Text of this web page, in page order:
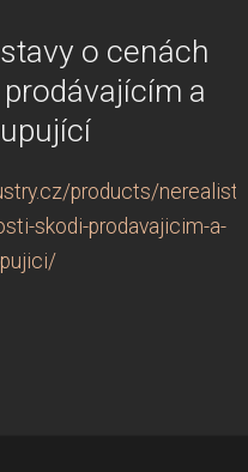
o cenách
a
products/
skodi-prodavajicim-a-